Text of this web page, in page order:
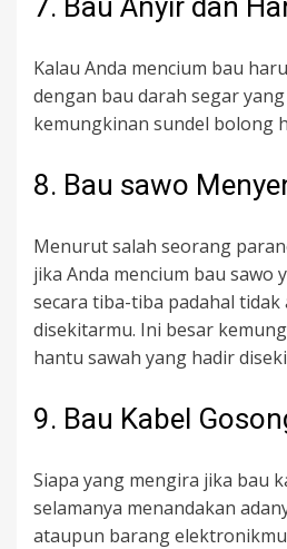
Kalau Anda mencium bau
dengan bau darah segar
kemungkinan sundel bolong
8. Bau sawo
Menurut salah seorang
jika Anda mencium bau sawo
secara tiba-tiba padahal tidak
disekitarmu. Ini besar
hantu sawah yang hadir
9. Bau Kabel
Siapa yang mengira jika bau
selamanya menandakan
ataupun barang